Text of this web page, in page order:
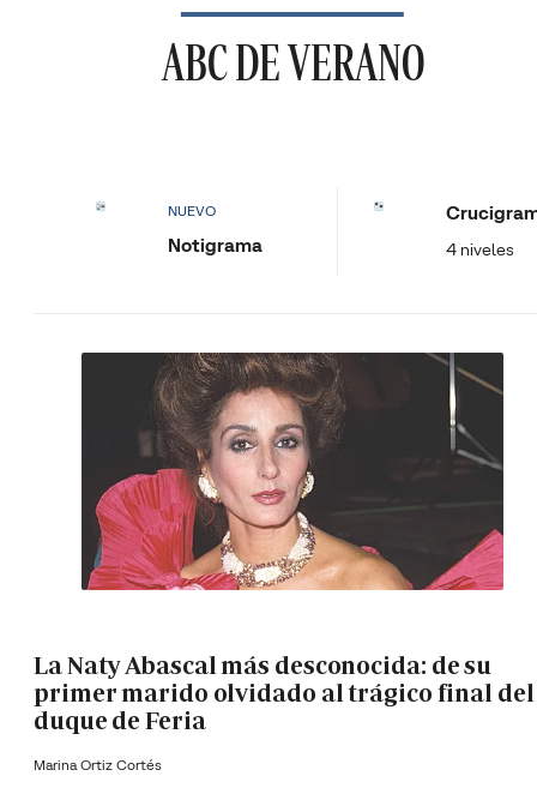
ABC DE VERANO
NUEVO
Notigrama 4 niveles
La Naty Abascal más desconocida: de su
primer marido olvidado al trágico final del
duque de Feria
Marina Ortiz Cortés